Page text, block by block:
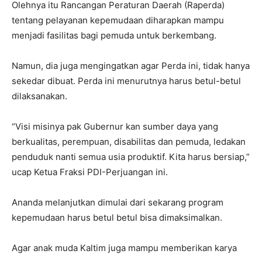
Olehnya itu Rancangan Peraturan Daerah (Raperda)
tentang pelayanan kepemudaan diharapkan mampu
menjadi fasilitas bagi pemuda untuk berkembang.
Namun, dia juga mengingatkan agar Perda ini, tidak hanya
sekedar dibuat. Perda ini menurutnya harus betul-betul
dilaksanakan.
“Visi misinya pak Gubernur kan sumber daya yang
berkualitas, perempuan, disabilitas dan pemuda, ledakan
penduduk nanti semua usia produktif. Kita harus bersiap,”
ucap Ketua Fraksi PDI-Perjuangan ini.
Ananda melanjutkan dimulai dari sekarang program
kepemudaan harus betul betul bisa dimaksimalkan.
Agar anak muda Kaltim juga mampu memberikan karya